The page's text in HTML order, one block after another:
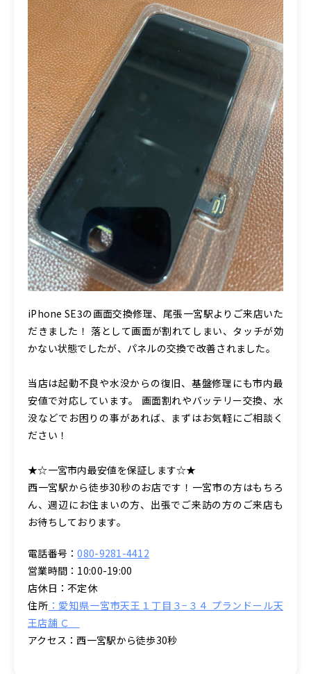
iPhone SE3の画面交換修理、尾張一宮駅よりご来店いた
だきました！ 落として画面が割れてしまい、タッチが効
かない状態でしたが、パネルの交換で改善されました。
当店は起動不良や水没からの復旧、基盤修理にも市内最
安値で対応しています。 画面割れやバッテリー交換、水
没などでお困りの事があれば、まずはお気軽にご相談く
ださい！
★☆一宮市内最安値を保証します☆★
西一宮駅から徒歩30秒のお店です！一宮市の方はもちろ
ん、週辺にお住まいの方、出張でご来訪の方のご来店も
お待ちしております。
電話番号：080-9281-4412
営業時間：10:00-19:00
店休日：不定休
住所 ：愛知県一宮市天王１丁目３−３４ プランドール天
王店舗 Ｃ
アクセス：西一宮駅から徒歩30秒